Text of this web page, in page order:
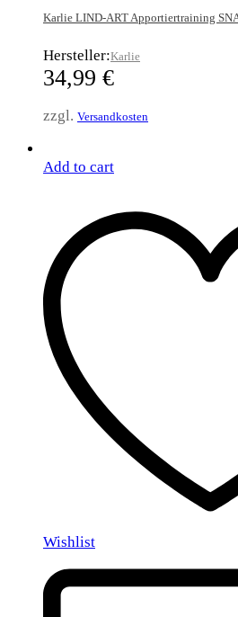
Karlie LIND-ART Apportiertraining
Hersteller:Karlie
34,99 €
zzgl. Versandkosten
Add to cart
Wishlist